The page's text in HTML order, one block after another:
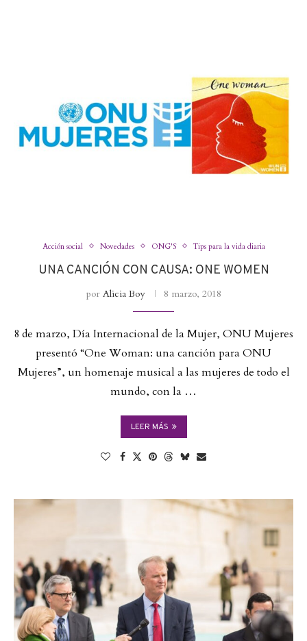
Acción social Novedades ONG'S Tips para la vida diaria
UNA CANCIÓN CON CAUSA: ONE WOMEN
por Alicia Boy 8 marzo, 2018
8 de marzo, Día Internacional de la Mujer, ONU Mujeres
presentó “One Woman: una canción para ONU
Mujeres”, un homenaje musical a las mujeres de todo el
mundo, con la …
LEER MÁS